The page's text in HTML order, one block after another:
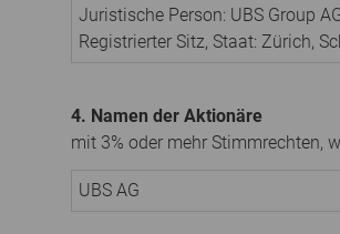
Juristische Person: UBS Group
Registrierter Sitz, Staat: Zürich,
4. Namen der Aktionäre
mit 3% oder mehr Stimmrechten,
UBS AG